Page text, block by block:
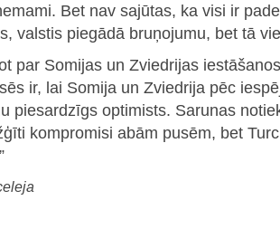
Bet nav sajūtas, ka visi ir
valstis piegādā bruņojumu, bet tā
par Somijas un Zviedrijas
ir, lai Somija un Zviedrija pēc
piesardzīgs optimists. Sarunas
kompromisi abām pusēm, bet